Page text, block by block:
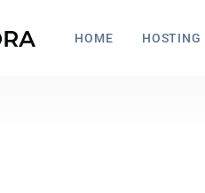
HOME HOSTING